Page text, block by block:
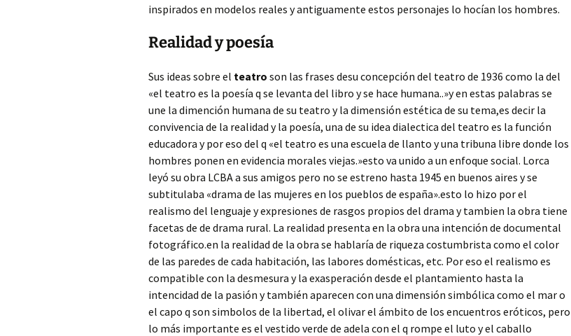
inspirados en modelos reales y antiguamente estos personajes lo hocían los hombres.
Realidad y poesía
Sus ideas sobre el teatro son las frases desu concepción del teatro de 1936 como la del
«el teatro es la poesía q se levanta del libro y se hace humana..»y en estas palabras se
une la dimención humana de su teatro y la dimensión estética de su tema,es decir la
convivencia de la realidad y la poesía, una de su idea dialectica del teatro es la función
educadora y por eso del q «el teatro es una escuela de llanto y una tribuna libre donde los
hombres ponen en evidencia morales viejas.»esto va unido a un enfoque social. Lorca
leyó su obra LCBA a sus amigos pero no se estreno hasta 1945 en buenos aires y se
subtitulaba «drama de las mujeres en los pueblos de españa».esto lo hizo por el
realismo del lenguaje y expresiones de rasgos propios del drama y tambien la obra tiene
facetas de de drama rural. La realidad presenta en la obra una intención de documental
fotográfico.en la realidad de la obra se hablaría de riqueza costumbrista como el color
de las paredes de cada habitación, las labores domésticas, etc. Por eso el realismo es
compatible con la desmesura y la exasperación desde el plantamiento hasta la
intencidad de la pasión y también aparecen con una dimensión simbólica como el mar o
el capo q son simbolos de la libertad, el olivar el ámbito de los encuentros eróticos, pero
lo más importante es el vestido verde de adela con el q rompe el luto y el caballo